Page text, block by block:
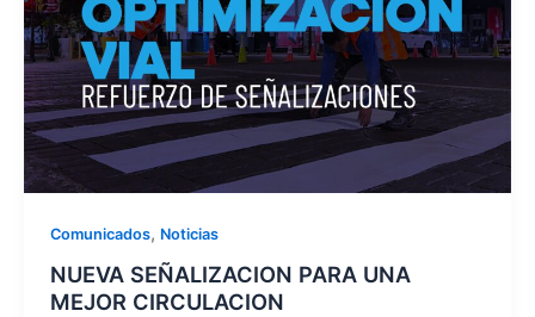
Comunicados, Noticias
NUEVA SEÑALIZACION PARA UNA
MEJOR CIRCULACION